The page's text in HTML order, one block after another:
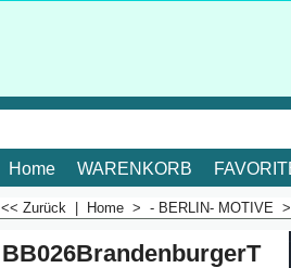
Home WARENKORB
<< Zurück Home > - BERLIN- MOTIVE >
BB026BrandenburgerT